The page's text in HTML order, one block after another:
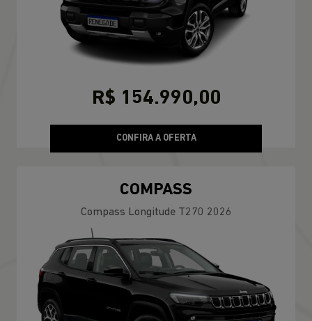
R$ 154.990,00
CONFIRA A OFERTA
COMPASS
Compass Longitude T270 2026